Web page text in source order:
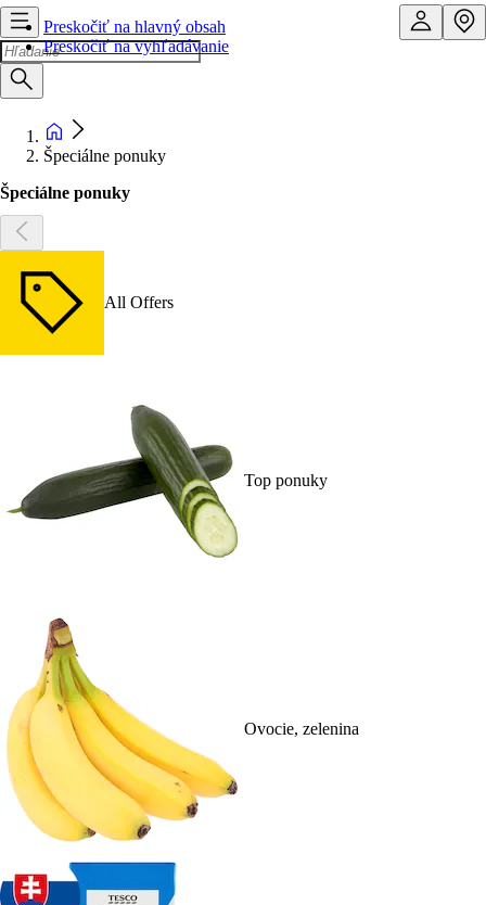
Preskočiť na hlavný obsah
Preskočiť na vyhľadávanie
Špeciálne ponuky
Špeciálne ponuky
All Offers
Top ponuky
Ovocie, zelenina